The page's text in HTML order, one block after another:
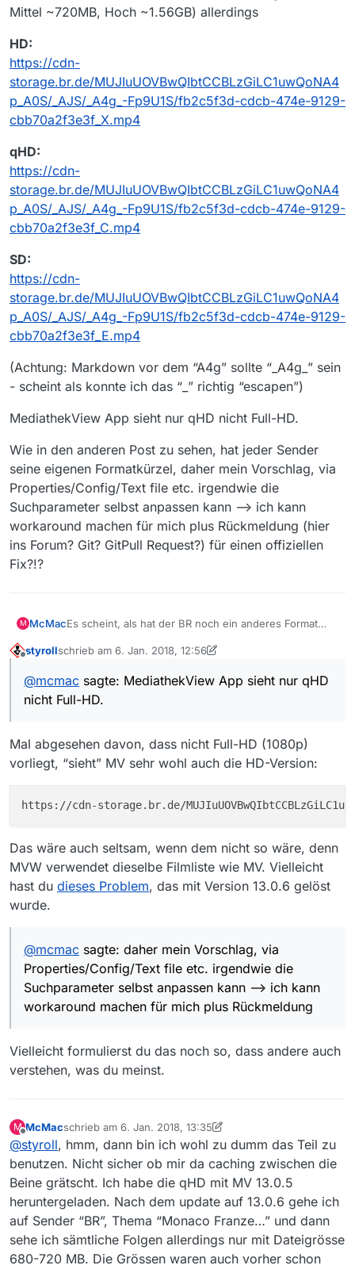
Mittel ~720MB, Hoch ~1.56GB) allerdings
HD:
https://cdn-
storage.br.de/MUJIuUOVBwQIbtCCBLzGiLC1uwQoNA4
p_A0S/_AJS/_A4g_-Fp9U1S/fb2c5f3d-cdcb-474e-9129-
cbb70a2f3e3f_X.mp4
qHD:
https://cdn-
storage.br.de/MUJIuUOVBwQIbtCCBLzGiLC1uwQoNA4
p_A0S/_AJS/_A4g_-Fp9U1S/fb2c5f3d-cdcb-474e-9129-
cbb70a2f3e3f_C.mp4
SD:
https://cdn-
storage.br.de/MUJIuUOVBwQIbtCCBLzGiLC1uwQoNA4
p_A0S/_AJS/_A4g_-Fp9U1S/fb2c5f3d-cdcb-474e-9129-
cbb70a2f3e3f_E.mp4
(Achtung: Markdown vor dem “A4g” sollte “_A4g_” sein
- scheint als konnte ich das “_” richtig “escapen”)
MediathekView App sieht nur qHD nicht Full-HD.
Wie in den anderen Post zu sehen, hat jeder Sender
seine eigenen Formatkürzel, daher mein Vorschlag, via
Properties/Config/Text file etc. irgendwie die
Suchparameter selbst anpassen kann --> ich kann
workaround machen für mich plus Rückmeldung (hier
ins Forum? Git? GitPull Request?) für einen offiziellen
Fix?!?
M McMacEs scheint, als hat der BR noch ein anderes Format
https://mediathekviewweb.de/#query=Monaco Franze
Über ViewWeb sehe ich 3 Qualitäten (Niedrig
~425MB, Mittel ~720MB, Hoch ~1.56GB) allerdings
storage.br.de/MUJIuUOVBwQIbtCCBLzGiLC1uwQoNA
4p_A0S/_AJS/_A4g_-Fp9U1S/fb2c5f3d-cdcb-474e-
qHD:
https://cdn-
9129-cbb70a2f3e3f_C.mp4
storage.br.de/MUJIuUOVBwQIbtCCBLzGiLC1uwQoNA
(Achtung: Markdown vor dem “A4g” sollte “_A4g_”
Wie in den anderen Post zu sehen, hat jeder Sender
seine eigenen Formatkürzel, daher mein Vorschlag, via
Properties/Config/Text file etc. irgendwie die
ins Forum? Git? GitPull Request?) für einen offiziellen
Fix?!?
styrollschrieb am 6. Jan. 2018, 12:56
zuletzt editiert von styroll1. Juni 2018, 14:13
@mcmac sagte: MediathekView App sieht nur qHD
nicht Full-HD.
Mal abgesehen davon, dass nicht Full-HD (1080p)
vorliegt, “sieht” MV sehr wohl auch die HD-Version:
Das wäre auch seltsam, wenn dem nicht so wäre, denn
MVW verwendet dieselbe Filmliste wie MV. Vielleicht
hast du dieses Problem, das mit Version 13.0.6 gelöst
wurde.
@mcmac sagte: daher mein Vorschlag, via
Properties/Config/Text file etc. irgendwie die
Suchparameter selbst anpassen kann --> ich kann
workaround machen für mich plus Rückmeldung
Vielleicht formulierst du das noch so, dass andere auch
verstehen, was du meinst.
M
Offline
McMacschrieb am 6. Jan. 2018, 13:35
zuletzt editiert von McMac1. Juni 2018, 14:40
@styroll, hmm, dann bin ich wohl zu dumm das Teil zu
benutzen. Nicht sicher ob mir da caching zwischen die
Beine grätscht. Ich habe die qHD mit MV 13.0.5
heruntergeladen. Nach dem update auf 13.0.6 gehe ich
auf Sender “BR”, Thema “Monaco Franze…” und dann
sehe ich sämtliche Folgen allerdings nur mit Dateigrösse
680-720 MB. Die Grössen waren auch vorher schon